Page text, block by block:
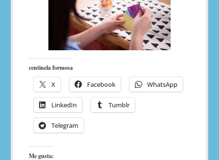
centinela formosa
X Facebook WhatsApp
LinkedIn Tumblr
Telegram
Me gusta: